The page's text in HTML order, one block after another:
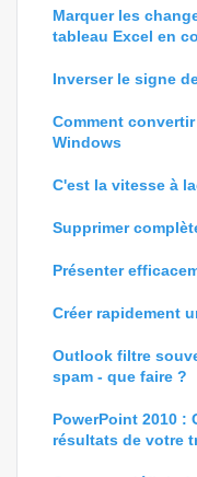
Marquer les
tableau Excel en
Inverser le signe
Comment
Windows
C'est la vitesse à
Supprimer
Présenter
Créer rapidement
Outlook filtre
spam - que faire ?
PowerPoint 2010 :
résultats de votre